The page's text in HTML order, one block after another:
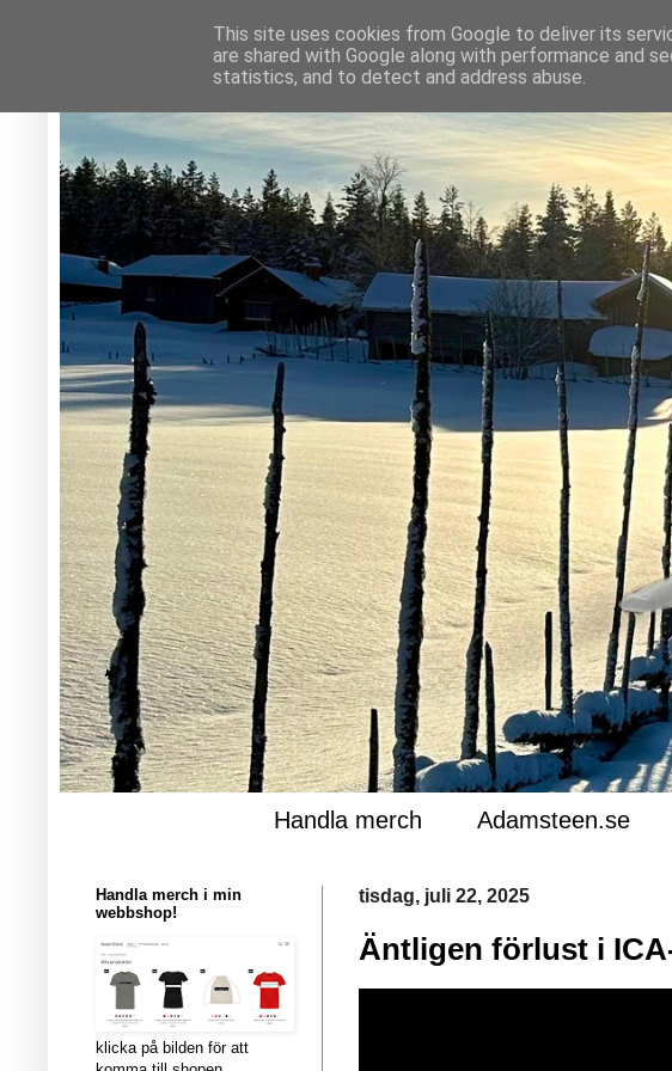
Handla merch Adamsteen.se
tisdag, juli 22, 2025
Äntligen förlust i
Handla merch i min
webbshop!
klicka på bilden för att
This site uses cookies from Google to deliver its
are shared with Google along with performance and
statistics, and to detect and address abuse.